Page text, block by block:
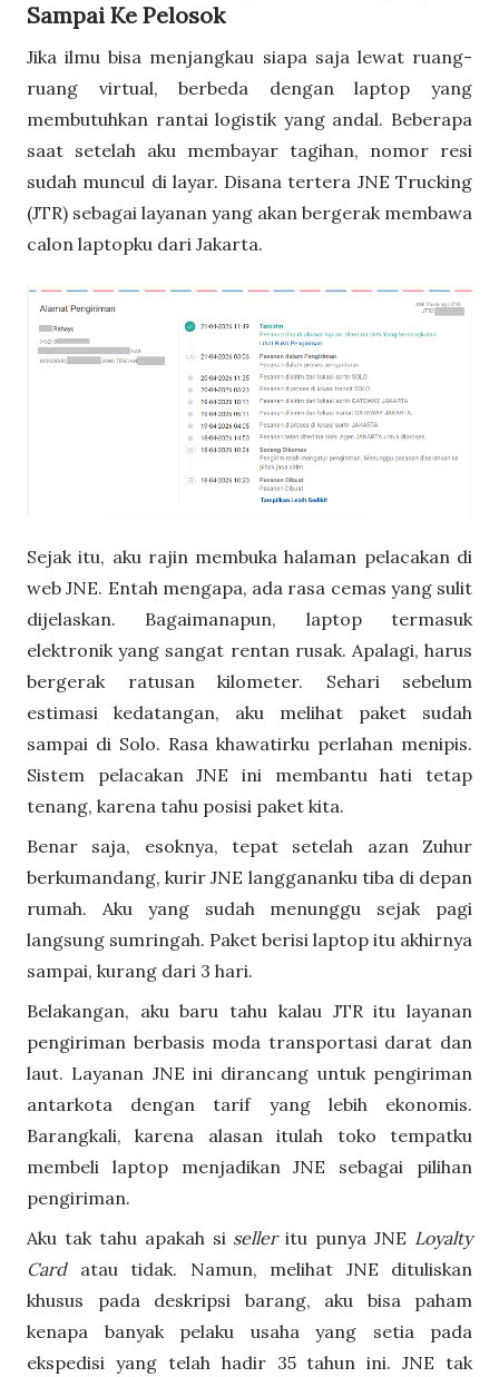
Sampai Ke Pelosok
Jika ilmu bisa menjangkau siapa saja lewat ruang-
ruang virtual, berbeda dengan laptop yang
membutuhkan rantai logistik yang andal. Beberapa
saat setelah aku membayar tagihan, nomor resi
sudah muncul di layar. Disana tertera JNE Trucking
(JTR) sebagai layanan yang akan bergerak membawa
calon laptopku dari Jakarta.
Sejak itu, aku rajin membuka halaman pelacakan di
web JNE. Entah mengapa, ada rasa cemas yang sulit
dijelaskan. Bagaimanapun, laptop termasuk
elektronik yang sangat rentan rusak. Apalagi, harus
bergerak ratusan kilometer. Sehari sebelum
estimasi kedatangan, aku melihat paket sudah
sampai di Solo. Rasa khawatirku perlahan menipis.
Sistem pelacakan JNE ini membantu hati tetap
tenang, karena tahu posisi paket kita.
Benar saja, esoknya, tepat setelah azan Zuhur
berkumandang, kurir JNE langgananku tiba di depan
rumah. Aku yang sudah menunggu sejak pagi
langsung sumringah. Paket berisi laptop itu akhirnya
sampai, kurang dari 3 hari.
Belakangan, aku baru tahu kalau JTR itu layanan
pengiriman berbasis moda transportasi darat dan
laut. Layanan JNE ini dirancang untuk pengiriman
antarkota dengan tarif yang lebih ekonomis.
Barangkali, karena alasan itulah toko tempatku
membeli laptop menjadikan JNE sebagai pilihan
pengiriman.
Aku tak tahu apakah si selleritu punya JNE Loyalty
Cardatau tidak. Namun, melihat JNE dituliskan
khusus pada deskripsi barang, aku bisa paham
kenapa banyak pelaku usaha yang setia pada
ekspedisi yang telah hadir 35 tahun ini. JNE tak